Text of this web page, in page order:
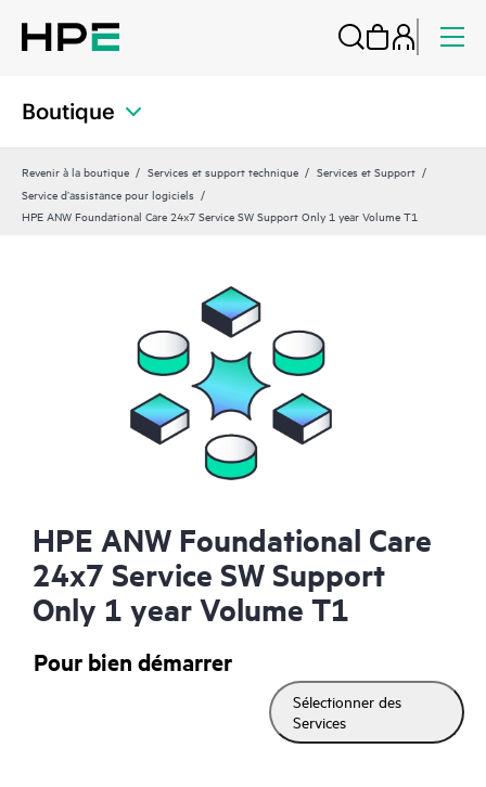
Boutique
Revenir à la boutique Services et support technique
Services et Support
Service d’assistance pour logiciels
HPE ANW Foundational Care 24x7 Service SW Support Only 1 year Volume T1
HPE ANW Foundational Care
24x7 Service SW Support
Only 1 year Volume T1
Pour bien démarrer
Sélectionner des
Services